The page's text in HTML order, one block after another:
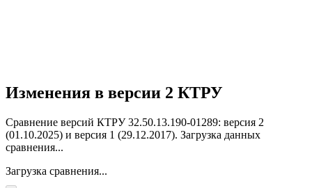
Изменения в версии 2 КТРУ
Сравнение версий КТРУ 32.50.13.190-01289: версия 2
(01.10.2025) и версия 1 (29.12.2017). Загрузка данных
сравнения...
Загрузка сравнения...